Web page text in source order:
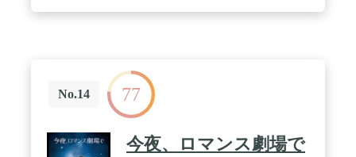
No.14 77
今夜、ロマンス劇場で